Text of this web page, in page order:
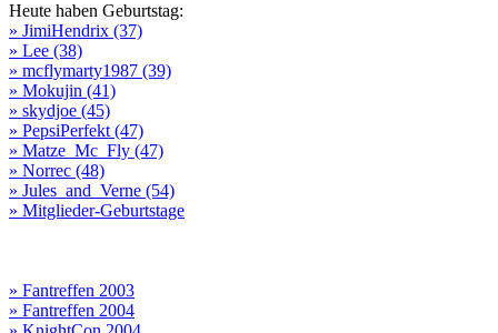
Heute haben Geburtstag:
» JimiHendrix (37)
» Lee (38)
» mcflymarty1987 (39)
» Mokujin (41)
» skydjoe (45)
» PepsiPerfekt (47)
» Matze_Mc_Fly (47)
» Norrec (48)
» Jules_and_Verne (54)
» Mitglieder-Geburtstage
» Fantreffen 2003
» Fantreffen 2004